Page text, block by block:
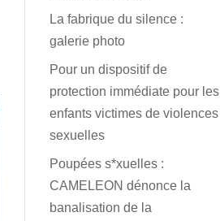
La fabrique du silence :
galerie photo
Pour un dispositif de
protection immédiate pour les
enfants victimes de violences
sexuelles
Poupées s*xuelles :
CAMELEON dénonce la
banalisation de la